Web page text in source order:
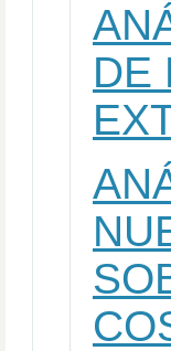
DE